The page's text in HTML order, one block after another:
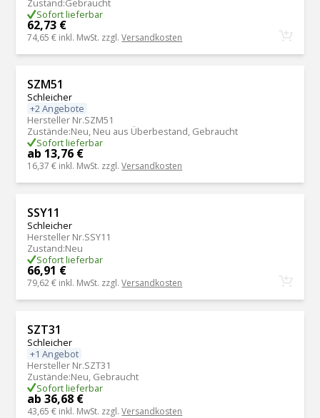
Zustand:Gebraucht
Sofort lieferbar
62,73 €
74,65 € inkl. MwSt. zzgl.Versandkosten
SZM51
Schleicher
+2 Angebote
Hersteller Nr.SZM51
Zustände:Neu, Neu aus Überbestand, Gebraucht
Sofort lieferbar
ab 13,76 €
16,37 € inkl. MwSt. zzgl.Versandkosten
SSY11
Schleicher
Hersteller Nr.SSY11
Zustand:Neu
Sofort lieferbar
66,91 €
79,62 € inkl. MwSt. zzgl.Versandkosten
SZT31
Schleicher
+1 Angebot
Hersteller Nr.SZT31
Zustände:Neu, Gebraucht
Sofort lieferbar
ab 36,68 €
43,65 € inkl. MwSt. zzgl.Versandkosten